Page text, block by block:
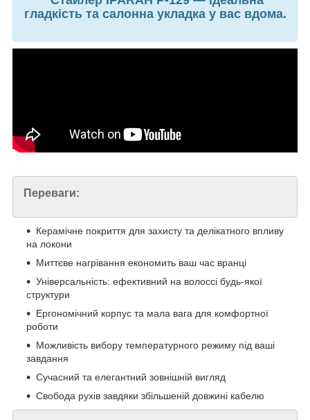
гладкість та салонна укладка у вас вдома.
Переваги:
Керамічне покриття для захисту та делікатного впливу
на локони
Миттєве нагрівання економить ваш час вранці
Універсальність: ефективний на волоссі будь-якої
структури
Ергономічний корпус та мала вага для комфортної
роботи
Можливість вибору температурного режиму під ваші
завдання
Сучасний та елегантний зовнішній вигляд
Свобода рухів завдяки збільшеній довжині кабелю